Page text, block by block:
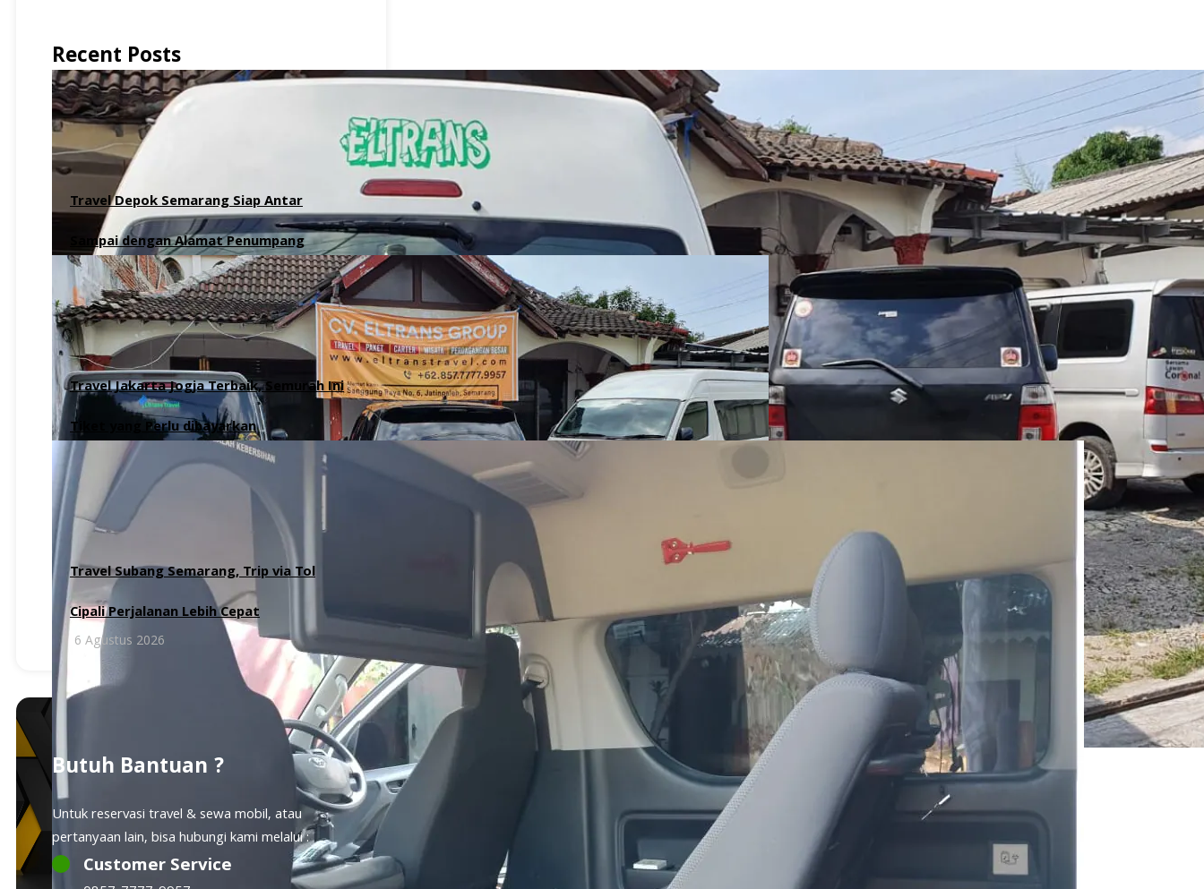
Recent Posts
Travel Depok Semarang Siap Antar
Sampai dengan Alamat Penumpang
6 Agustus 2026
Travel Jakarta Jogja Terbaik, Semurah Ini
Tiket yang Perlu dibayarkan
6 Agustus 2026
Travel Subang Semarang, Trip via Tol
Cipali Perjalanan Lebih Cepat
6 Agustus 2026
Butuh Bantuan ?
Untuk reservasi travel & sewa mobil, atau
pertanyaan lain, bisa hubungi kami melalui :
Customer Service